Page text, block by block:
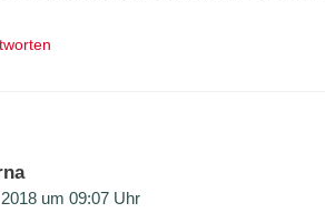
um 09:07 Uhr